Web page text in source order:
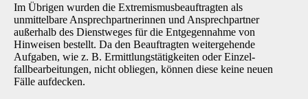
Im Übrigen wurden die Extremismusbeauftragten als
unmittelbare Ansprechpartnerinnen und Ansprechpartner
außerhalb des Dienstweges für die Entgegennahme von
Hinweisen bestellt. Da den Beauftragten weitergehende
Aufgaben, wie z. B. Ermittlungstätigkeiten oder Einzel­
fallbearbeitungen, nicht obliegen, können diese keine neuen
Fälle aufdecken.